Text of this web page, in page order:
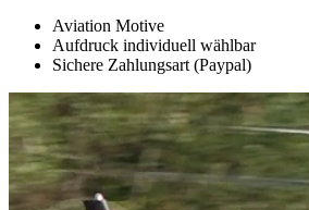
Aviation Motive
Aufdruck individuell wählbar
Sichere Zahlungsart (Paypal)